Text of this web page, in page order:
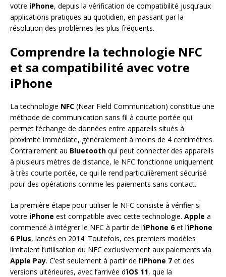
votre iPhone, depuis la vérification de compatibilité jusqu’aux
applications pratiques au quotidien, en passant par la
résolution des problèmes les plus fréquents.
Comprendre la technologie NFC
et sa compatibilité avec votre
iPhone
La technologie NFC (Near Field Communication) constitue une
méthode de communication sans fil à courte portée qui
permet l’échange de données entre appareils situés à
proximité immédiate, généralement à moins de 4 centimètres.
Contrairement au Bluetooth qui peut connecter des appareils
à plusieurs mètres de distance, le NFC fonctionne uniquement
à très courte portée, ce qui le rend particulièrement sécurisé
pour des opérations comme les paiements sans contact.
La première étape pour utiliser le NFC consiste à vérifier si
votre iPhone est compatible avec cette technologie. Apple a
commencé à intégrer le NFC à partir de l’iPhone 6et l’iPhone
6 Plus, lancés en 2014. Toutefois, ces premiers modèles
limitaient l’utilisation du NFC exclusivement aux paiements via
Apple Pay. C’est seulement à partir de l’iPhone 7 et des
versions ultérieures, avec l’arrivée d’iOS 11, que la